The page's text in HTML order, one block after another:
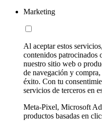
Marketing
Al aceptar estos
contenidos patrocinados
nuestro sitio web o
de navegación y
éxito. Con tu
servicios de terceros en
Meta-Pixel, Microsoft
productos basadas en